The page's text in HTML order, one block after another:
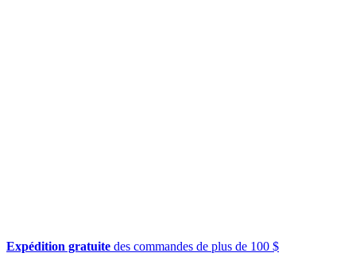
Expédition gratuite des commandes de plus de 100 $